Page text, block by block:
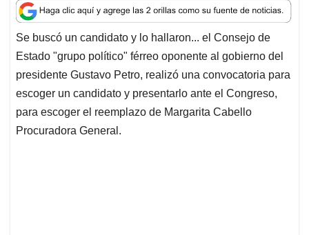
a
t
s
A
p
p
c
e
b
o
o
k
n
k
e
d
I
n
a
i
l
r
e
a
d
s
Se buscó un candidato y lo hallaron... el Consejo de
Estado "grupo político" férreo oponente al gobierno del
presidente Gustavo Petro, realizó una convocatoria para
escoger un candidato y presentarlo ante el Congreso,
para escoger el reemplazo de Margarita Cabello
Procuradora General.